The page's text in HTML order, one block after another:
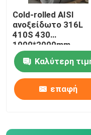
Πλάκα από
break
Σωλήνας από
Cold-rolled AISI
ανοξείδωτο 316L
410S 430
1000*2000mm
σπειρών SS
Καλύτερη
επαφή